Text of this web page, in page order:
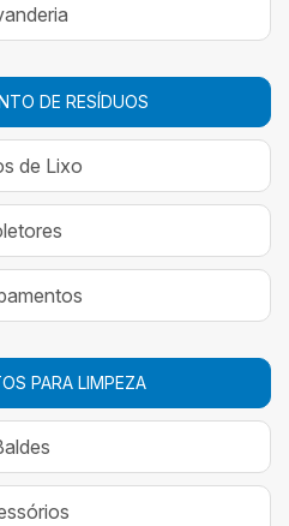
DE RESÍDUOS
de Lixo
PARA LIMPEZA